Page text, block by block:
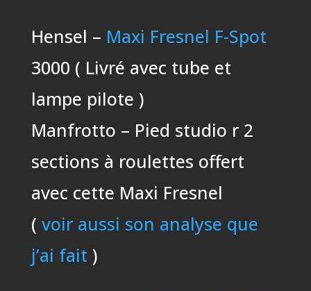
Hensel – Maxi Fresnel F-Spot
3000 ( Livré avec tube et
lampe pilote )
Manfrotto – Pied studio r 2
sections à roulettes offert
avec cette Maxi Fresnel
( voir aussi son analyse que
j’ai fait )